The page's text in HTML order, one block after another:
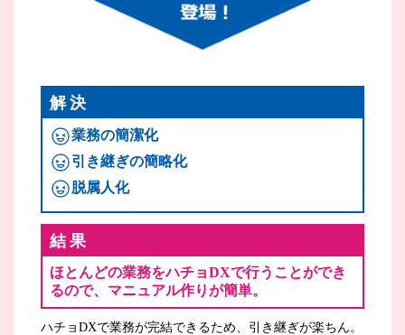
解決
業務の簡潔化
引き継ぎの簡略化
脱属人化
結果
ほとんどの業務をハチョDXで行うことができ
るので、マニュアル作りが簡単。
ハチョDXで業務が完結できるため、引き継ぎが楽ちん。